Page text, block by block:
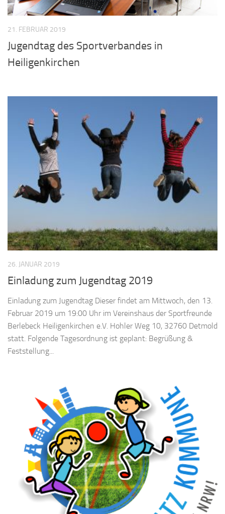
21. FEBRUAR 2019
Jugendtag des Sportverbandes in
Heiligenkirchen
26. JANUAR 2019
Einladung zum Jugendtag 2019
Einladung zum Jugendtag Dieser findet am Mittwoch, den 13.
Februar 2019 um 19:00 Uhr im Vereinshaus der Sportfreunde
Berlebeck Heiligenkirchen e.V. Hohler Weg 10, 32760 Detmold
statt. Folgende Tagesordnung ist geplant: Begrüßung &
Feststellung...